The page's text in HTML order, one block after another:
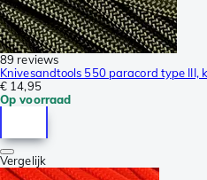
89 reviews
Knivesandtools 550 paracord type III,
€ 14,95
Op voorraad
Vergelijk